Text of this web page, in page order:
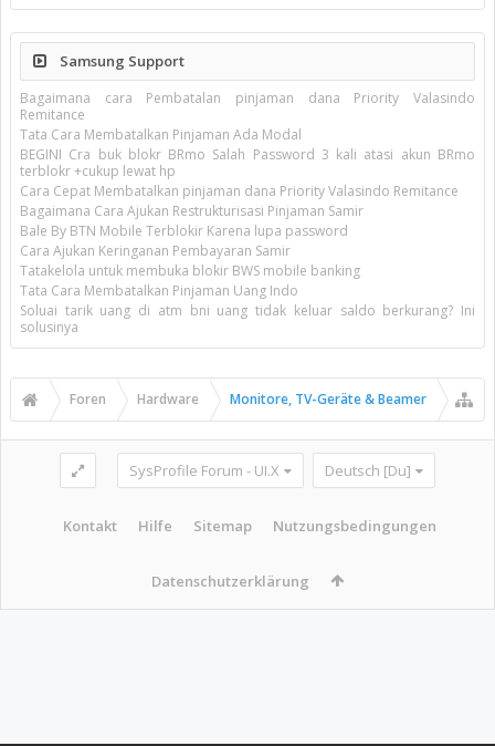
Samsung Support
Bagaimana cara Pembatalan pinjaman dana Priority Valasindo
Remitance
Tata Cara Membatalkan Pinjaman Ada Modal
BEGINI Cra buk blokr BRmo Salah Password 3 kali atasi akun BRmo
terblokr +cukup lewat hp
Cara Cepat Membatalkan pinjaman dana Priority Valasindo Remitance
Bagaimana Cara Ajukan Restrukturisasi Pinjaman Samir
Bale By BTN Mobile Terblokir Karena lupa password
Cara Ajukan Keringanan Pembayaran Samir
Tatakelola untuk membuka blokir BWS mobile banking
Tata Cara Membatalkan Pinjaman Uang Indo
Soluai tarik uang di atm bni uang tidak keluar saldo berkurang? Ini
solusinya
Foren Hardware Monitore, TV-Geräte & Beamer
SysProfile Forum - UI.X Deutsch [Du]
Kontakt Hilfe Sitemap Nutzungsbedingungen
Datenschutzerklärung